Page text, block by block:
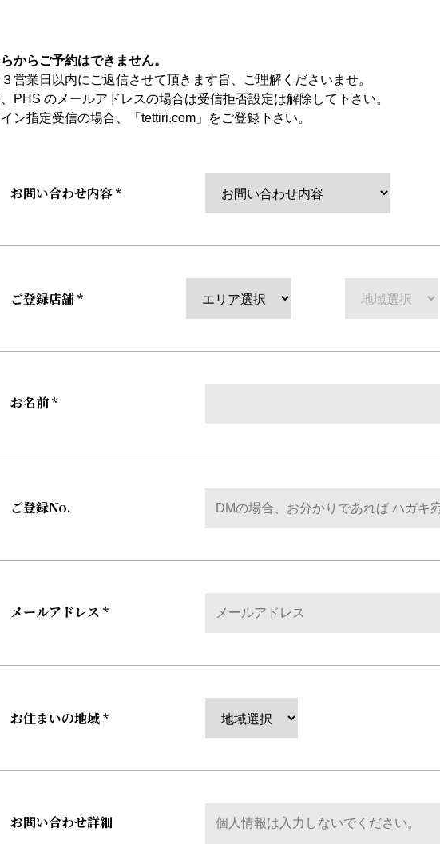
からご予約はできません。
営業日以内にご返信させて頂きます旨、ご理解くださいませ。
PHS のメールアドレスの場合は受信拒否設定は解除して下さい。
ン指定受信の場合、「tettiri.com」をご登録下さい。
お問い合わせ内容 *
ご登録店舗 *
お名前 *
ご登録No.
メールアドレス *
お住まいの地域 *
お問い合わせ詳細